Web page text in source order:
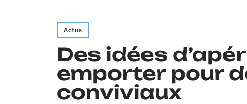
Actus
Des idées
emporter pour
conviviaux